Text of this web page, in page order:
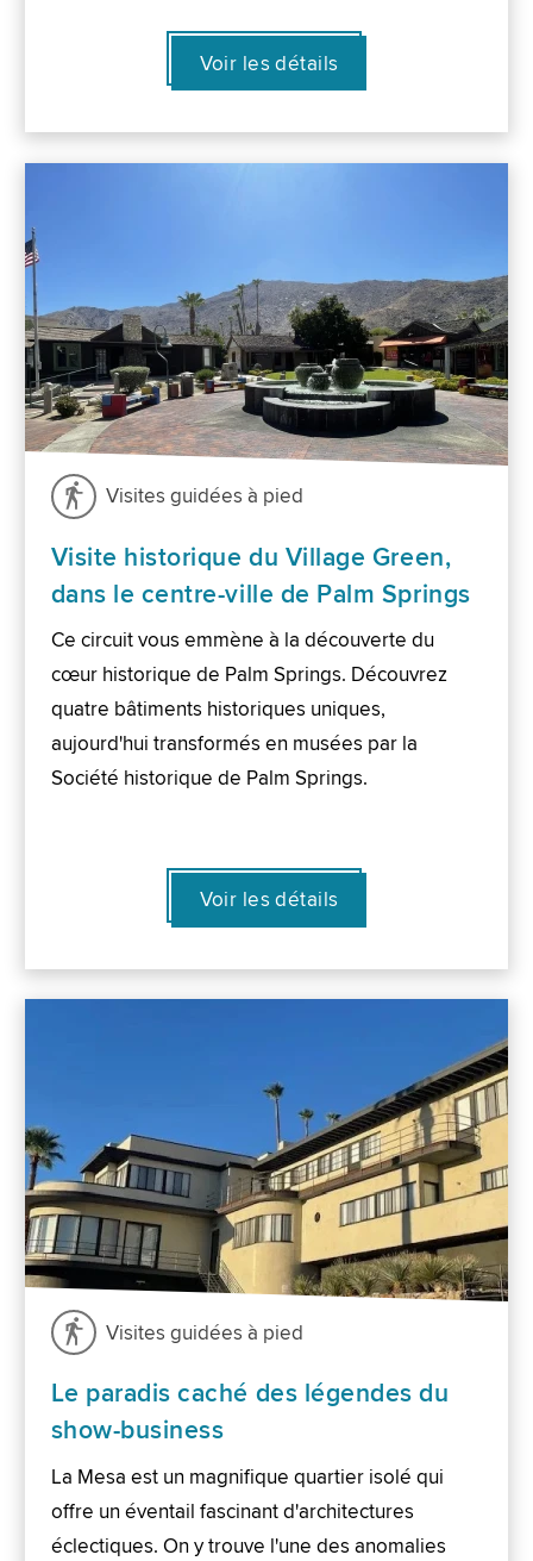
Voir les détails
Visites guidées à pied
Visite historique du Village Green,
dans le centre-ville de Palm Springs
Ce circuit vous emmène à la découverte du
cœur historique de Palm Springs. Découvrez
quatre bâtiments historiques uniques,
aujourd'hui transformés en musées par la
Société historique de Palm Springs.
Voir les détails
Visites guidées à pied
Le paradis caché des légendes du
show-business
La Mesa est un magnifique quartier isolé qui
offre un éventail fascinant d'architectures
éclectiques. On y trouve l'une des anomalies